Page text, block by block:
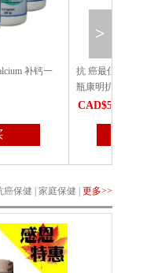
3瓶安可尔抗 癌素+3
立即购买
>
癌保健 家庭保健 更多>>